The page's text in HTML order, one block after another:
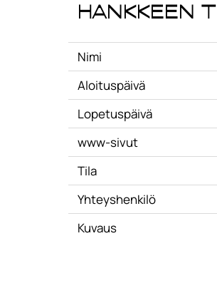
Hankkeen
Nimi
Aloituspäivä
Lopetuspäivä
www-sivut
Tila
Yhteyshenkilö
Kuvaus